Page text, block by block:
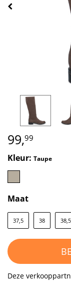
99,99
Kleur: Taupe
Maat
37,5 38 38,5
Deze